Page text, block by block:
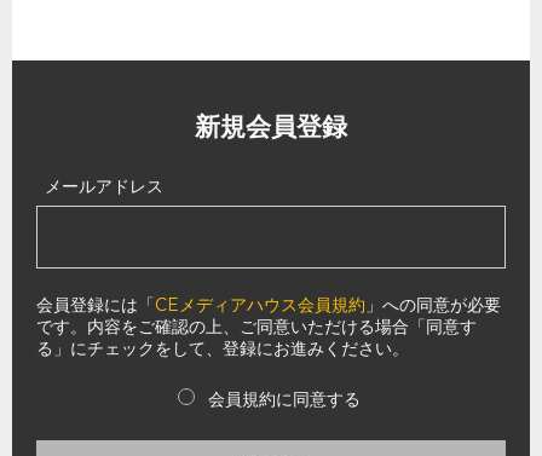
新規会員登録
メールアドレス
会員登録には「CEメディアハウス会員規約 」への同意が必要
です。内容をご確認の上、ご同意いただける場合「同意す
る」にチェックをして、登録にお進みください。
会員規約に同意する